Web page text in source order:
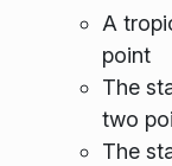
A
point
The
two
The